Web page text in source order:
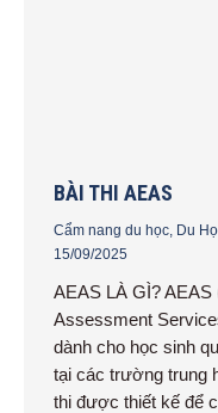
BÀI THI AEAS
Cẩm nang du học Du
15/09/2025
AEAS LÀ GÌ? AEAS
Assessment
dành cho học sinh
tại các trường trung
thi được thiết kế để